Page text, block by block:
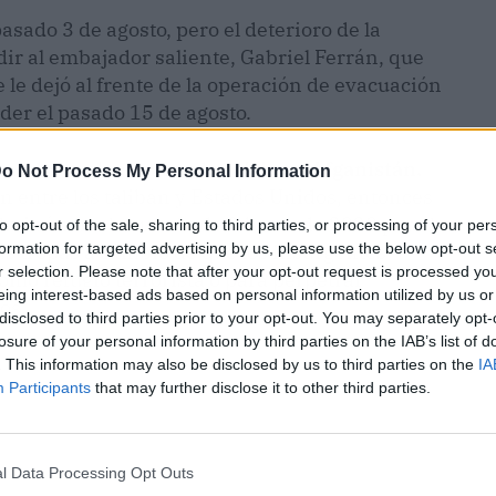
Not Process My Personal Information
opt-out of the sale, sharing to third parties, or processing of your
for targeted advertising by us, please use the below opt-out
selection. Please note that after your opt-out request is processed
interest-based ads based on personal information utilized by us
to third parties prior to your opt-out. You may separately
of your personal information by third parties on the IAB’s list of
This information may also be disclosed by us to third parties on the
Participants that may further disclose it to other third parties.
Data Processing Opt Outs
3 de agosto, pero el deterioro de la
al embajador saliente, Gabriel Ferrán, que
dejó al frente de la operación de evacuación
el pasado 15 de agosto.
en relación con la crisis en Afganistán.
entre los talibán y Estados Unidos, entonces
con el acuerdo de febrero de 2020 por el
tropas a cambio de que los insurgentes
refugio terrorista o para perpetrar